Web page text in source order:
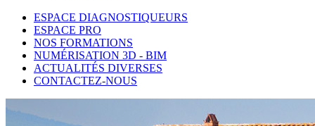
ESPACE DIAGNOSTIQUEURS
ESPACE PRO
NOS FORMATIONS
NUMÉRISATION 3D - BIM
ACTUALITÉS DIVERSES
CONTACTEZ-NOUS